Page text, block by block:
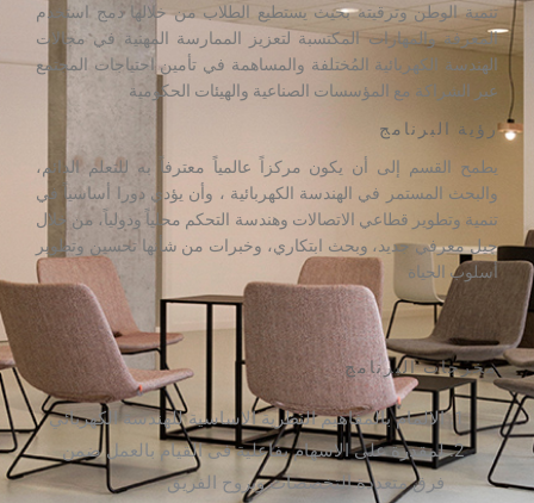
تنمیة الوطن وترقیته بحيث يستطيع الطلاب من خلالها دمج استخدم
المعرفة والمهارات المكتسبة لتعزيز الممارسة المهنية في مجالات
الهندسة الكهربائية المُختلفة والمساهمة في تأمين احتياجات المجتمع
عبر الشراكة مع المؤسسات الصناعية والهيئات الحكومية
رؤية البرنامج
يطمح القسم إلى أن يكون مركزاً عالمياً معترفاً به للتعلم الدائم،
والبحث المستمر في الهندسة الكهربائية ، وأن يؤدي دورا أساسياً في
تنمية وتطوير قطاعي الاتصالات وهندسة التحكم محلياً ودولياً، من خلال
جيل معرفي جديد، وبحث ابتكاري، وخبرات من شأنها تحسين وتطوير
أسلوب الحياة
مخرجات البرنامج
الالمام بالمفاهيم النظرية الاساسية للهندسة الكهربائي
لمقدرة على الاسهام بفاعلية فى القيام بالعمل ضمن
فرق متعددة التخصصات وبروح الفريق